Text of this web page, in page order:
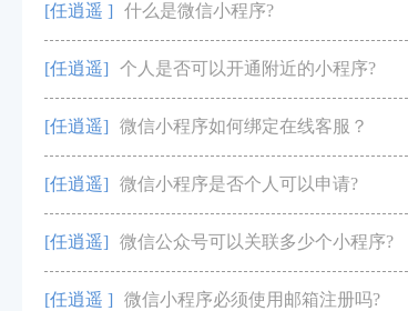
[任逍遥 ] 什么是微信小程序?
[任逍遥] 个人是否可以开通附近的小程序?
[任逍遥] 微信小程序如何绑定在线客服？
[任逍遥] 微信小程序是否个人可以申请?
[任逍遥] 微信公众号可以关联多少个小程序?
[任逍遥 ] 微信小程序必须使用邮箱注册吗?